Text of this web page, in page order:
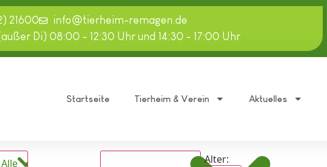
21600
info@tierheim-remagen.de
Di) 08:00 - 12:30 Uhr und 14:30 - 17:00 Uhr
Startseite Tierheim & Verein Aktuelles
Alle
Alter: